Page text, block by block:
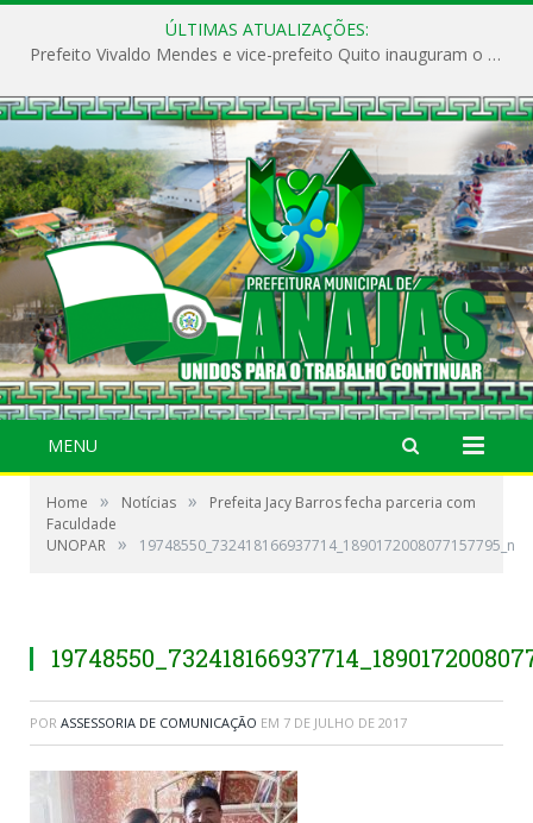
ÚLTIMAS ATUALIZAÇÕES:
Prefeito Vivaldo Mendes e vice-prefeito Quito inauguram o CAPS e fortalecem a saúde pública em Anajás.
MENU
Home » Notícias »
Prefeita Jacy Barros fecha parceria com
Faculdade
UNOPAR » 19748550_732418166937714_1890172008077157795_n
POR ASSESSORIA DE COMUNICAÇÃO EM 7 DE JULHO DE 2017